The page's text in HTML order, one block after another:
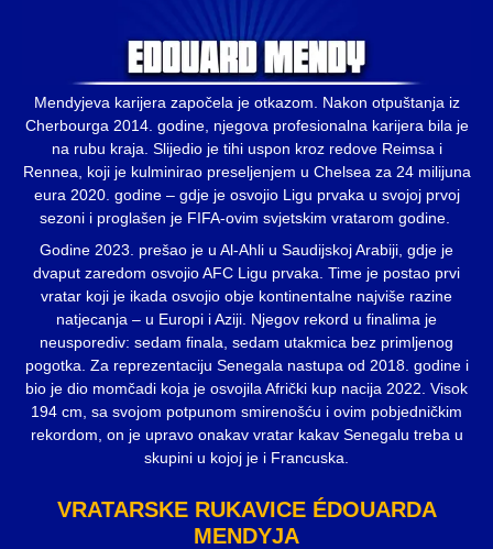
Mendyjeva karijera započela je otkazom. Nakon otpuštanja iz
Cherbourga 2014. godine, njegova profesionalna karijera bila je
na rubu kraja. Slijedio je tihi uspon kroz redove Reimsa i
Rennea, koji je kulminirao preseljenjem u Chelsea za 24 milijuna
eura 2020. godine – gdje je osvojio Ligu prvaka u svojoj prvoj
sezoni i proglašen je FIFA-ovim svjetskim vratarom godine.
Godine 2023. prešao je u Al-Ahli u Saudijskoj Arabiji, gdje je
dvaput zaredom osvojio AFC Ligu prvaka. Time je postao prvi
vratar koji je ikada osvojio obje kontinentalne najviše razine
natjecanja – u Europi i Aziji. Njegov rekord u finalima je
neusporediv: sedam finala, sedam utakmica bez primljenog
pogotka. Za reprezentaciju Senegala nastupa od 2018. godine i
bio je dio momčadi koja je osvojila Afrički kup nacija 2022. Visok
194 cm, sa svojom potpunom smirenošću i ovim pobjedničkim
rekordom, on je upravo onakav vratar kakav Senegalu treba u
skupini u kojoj je i Francuska.
VRATARSKE RUKAVICE ÉDOUARDA
MENDYJA